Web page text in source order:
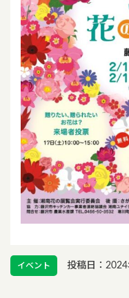
イベント 投稿日：